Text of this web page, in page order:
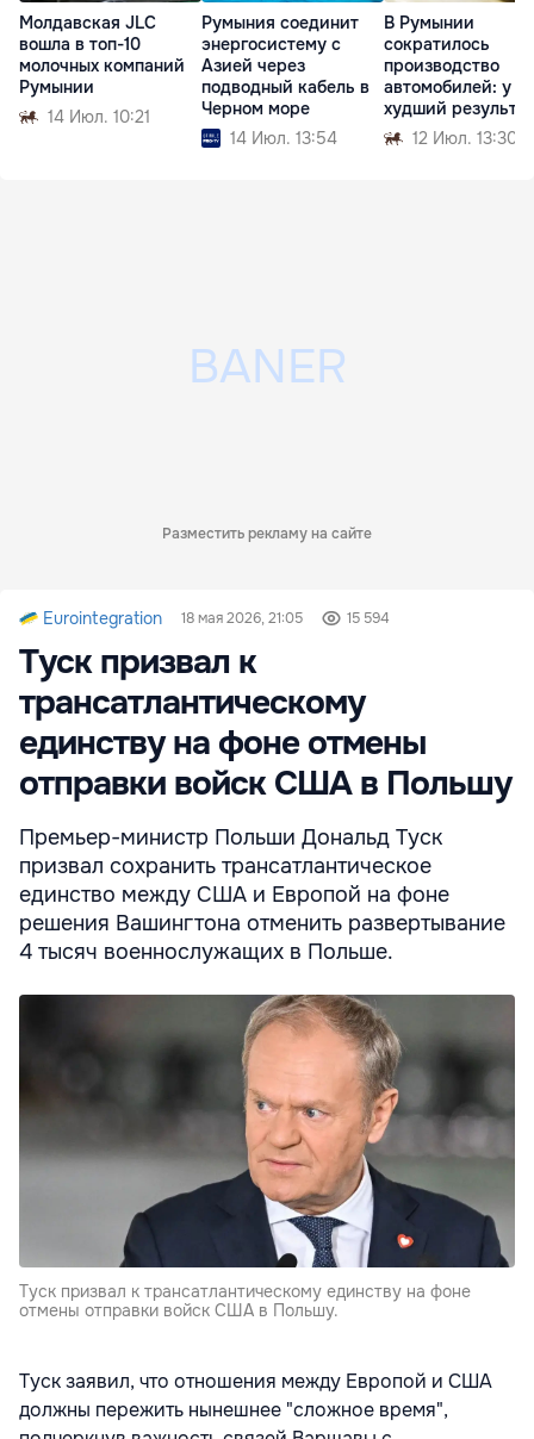
Молдавская JLC
вошла в топ-10
молочных компаний
Румынии
14 Июл. 10:21
Румыния соединит
энергосистему с
Азией через
подводный кабель в
Черном море
14 Июл. 13:54
В Румынии
сократилось
производство
автомобилей: у
худший результат
12 Июл. 13:30
Разместить рекламу на сайте
Eurointegration 18 мая 2026, 21:05 15 594
Туск призвал к
трансатлантическому
единству на фоне отмены
отправки войск США в Польшу
Премьер-министр Польши Дональд Туск
призвал сохранить трансатлантическое
единство между США и Европой на фоне
решения Вашингтона отменить развертывание
4 тысяч военнослужащих в Польше.
Туск призвал к трансатлантическому единству на фоне
отмены отправки войск США в Польшу.
Туск заявил, что отношения между Европой и США
должны пережить нынешнее "сложное время",